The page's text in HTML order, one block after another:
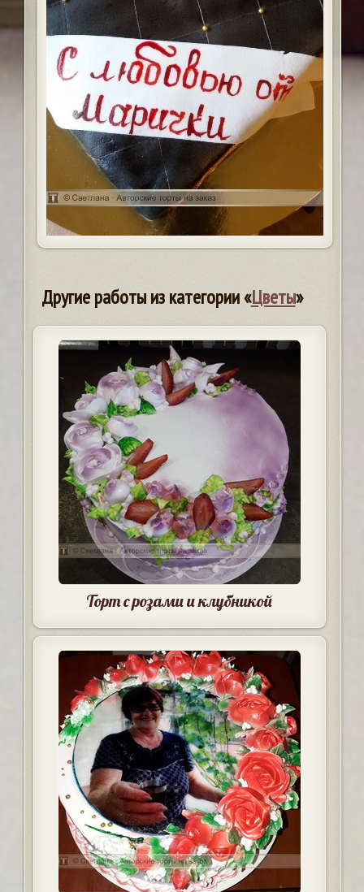
Другие работы из категории «Цветы»
Торт с розами и клубникой